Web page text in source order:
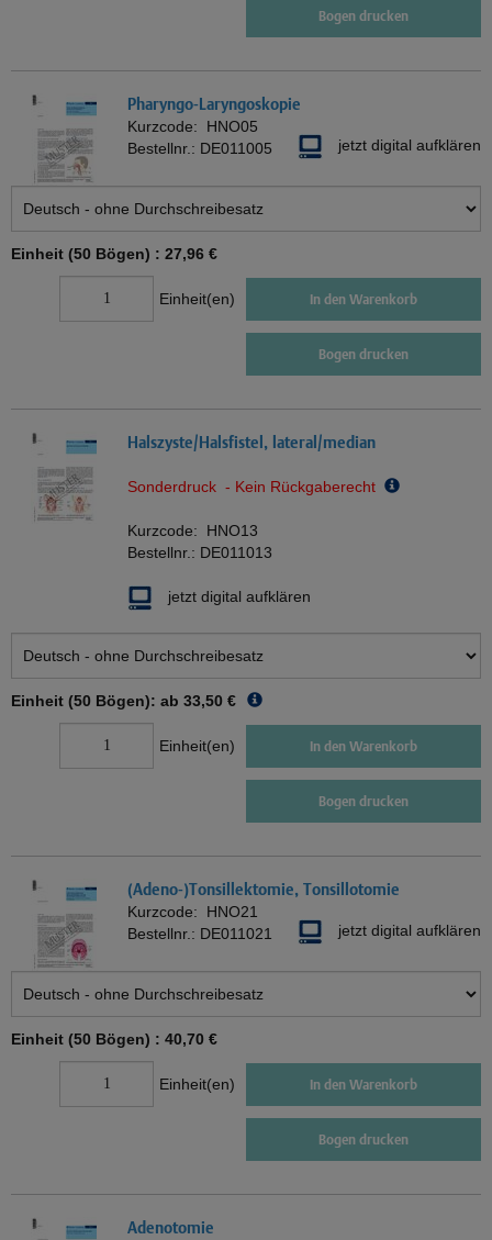
Bogen drucken
Pharyngo-Laryngoskopie
Kurzcode: HNO05
Bestellnr.: DE011005 jetzt digital aufklären
Einheit (50 Bögen) : 27,96 €
Einheit(en) In den Warenkorb
Bogen drucken
Halszyste/Halsfistel, lateral/median
Sonderdruck - Kein Rückgaberecht
Kurzcode: HNO13
Bestellnr.: DE011013
jetzt digital aufklären
Einheit (50 Bögen): ab 33,50 €
Einheit(en) In den Warenkorb
Bogen drucken
(Adeno-)Tonsillektomie, Tonsillotomie
Kurzcode: HNO21
Bestellnr.: DE011021 jetzt digital aufklären
Einheit (50 Bögen) : 40,70 €
Einheit(en) In den Warenkorb
Bogen drucken
Adenotomie